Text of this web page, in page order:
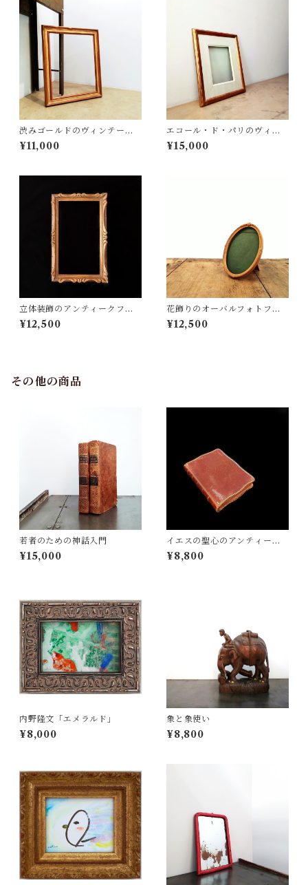
渋みゴールドのヴィンテージ
フレーム
¥11,000
エコール・ド・パリのヴィン
テージフレーム
¥15,000
立体装飾のアンティークフレ
ーム
¥12,500
花飾りのオーバルフォトフレ
ーム
¥12,500
その他の商品
若者のための神話入門
¥15,000
イエスの聖心のアンティーク
祈祷書
¥8,800
内野隆文「エメラルド」
¥8,000
象と象使い
¥8,800